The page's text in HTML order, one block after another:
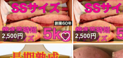
2,500円 いいね！
2,500円